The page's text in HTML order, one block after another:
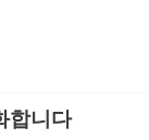
합니다